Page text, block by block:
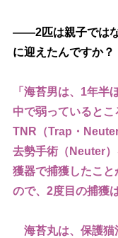
――2匹は親子では
に迎えたんですか？
「海苔男は、1年半
中で弱っていると
TNR（Trap・
去勢手術（Neuter
獲器で捕獲したこ
ので、2度目の捕獲
海苔丸は、保護猫